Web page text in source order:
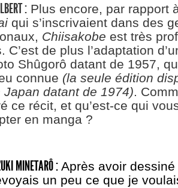
:Plus encore, par rapport
qui s’inscrivaient dans des
Chiisakobe est très
C’est de plus l’adaptation
Shûgorô datant de 1957,
connue (la seule édition
Japan datant de 1974).
ce récit, et qu’est-ce qui
en manga ?
MINETARÔ :Après avoir dessiné
un peu ce que je